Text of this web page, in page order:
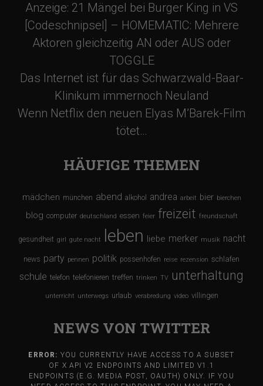
Anzeige: 21 Mängel bei Burger King in VS
[Codeschnipsel] – HOMEMATIC: Mehrere
Aktoren gleichzeitig AN oder AUS oder
TOGGLE
Das Internet ist für das Schwarzwald-Baar-
Klinikum immernoch Neuland
Wenn Netflix den neuen Elyas M’Barek-Film
tötet…
HÄUFIGE THEMEN
mädchen münchen abend alkohol andrea arbeit bier bierchen
blog computer deutschland essen feier freizeit freundschaft
gesundheit girl gute nacht leben liebe merker musik nacht
news party pennen politik possenhofen reise rezension schlafen
schule telefon telefonieren treffen trinken TV unterhaltung
unterricht unterwegs urlaub verabredung video villingen
NEWS VON TWITTER
ERROR: YOU CURRENTLY HAVE ACCESS TO A SUBSET
OF X API V2 ENDPOINTS AND LIMITED V1.1
ENDPOINTS (E.G. MEDIA POST, OAUTH) ONLY. IF YOU